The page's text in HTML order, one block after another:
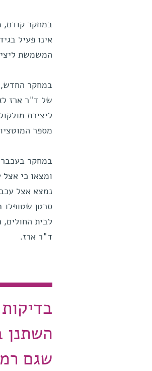
במחקר קודם,
אינו פעיל
המשמשת
במחקר החדש,
של ד"ר ארז
ליצירת
מספר
במחקר
ומצאו כי אצל
נמצא אצל
סרטן שטופלו
לבית החולים,
ד"ר ארז.
השתנן
שגם